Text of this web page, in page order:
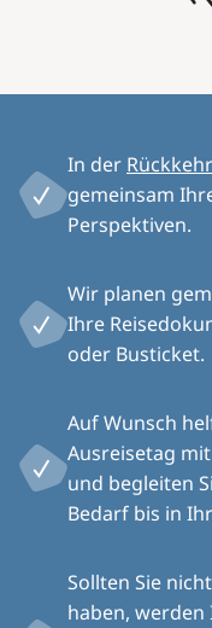
In der
gemeinsam
Perspektiven.
Wir planen
Ihre
oder Busticket.
Auf Wunsch
Ausreisetag
und begleiten
Bedarf bis in
Sollten Sie
haben,